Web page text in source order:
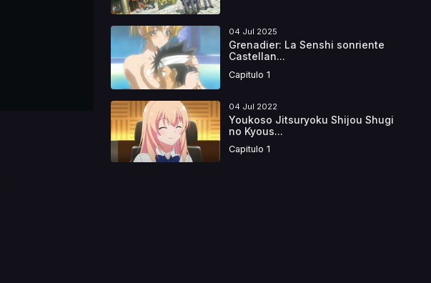
04 Jul 2025
Grenadier: La Senshi sonriente
Castellan...
Capitulo 1
04 Jul 2022
Youkoso Jitsuryoku Shijou Shugi
no Kyous...
Capitulo 1